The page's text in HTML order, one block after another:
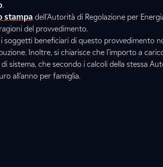
.
stampa dell’Autorità di Regolazione per
del provvedimento.
soggetti beneficiari di questo provvedimento
Inoltre, si chiarisce che l’importo a
sistema, che secondo i calcoli della stessa
all'anno per famiglia.